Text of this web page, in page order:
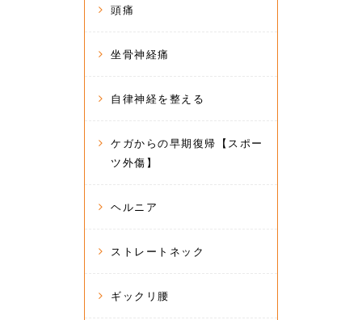
頭痛
坐骨神経痛
自律神経を整える
ケガからの早期復帰【スポー
ツ外傷】
ヘルニア
ストレートネック
ギックリ腰